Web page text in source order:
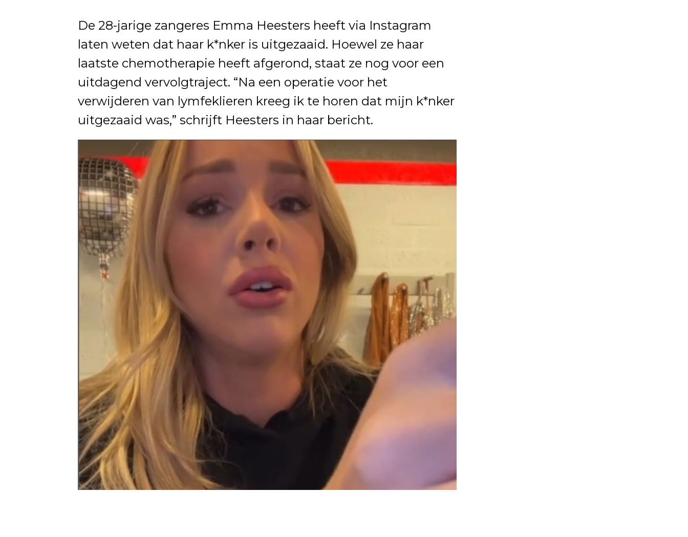
De 28-jarige zangeres Emma Heesters heeft via Instagram
laten weten dat haar k*nker is uitgezaaid. Hoewel ze haar
laatste chemotherapie heeft afgerond, staat ze nog voor een
uitdagend vervolgtraject. “Na een operatie voor het
verwijderen van lymfeklieren kreeg ik te horen dat mijn k*nker
uitgezaaid was,” schrijft Heesters in haar bericht.